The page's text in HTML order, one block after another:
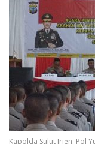
Kapolda Sulut Irjen. Pol